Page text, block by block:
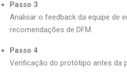
Passo 3
Analisar o feedback da equipe de
recomendações de DFM.
Passo 4
Verificação do protótipo antes da